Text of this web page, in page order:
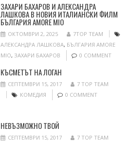
ЗАХАРИ БАХАРОВ И АЛЕКСАНДРА
ЛАШКОВА В НОВИЯ ИТАЛИАНСКИ ФИЛМ
БЪЛГАРИЯ AMORE MIO
ОКТОМВРИ 2, 2025
7TOP TEAM
АЛЕКСАНДРА ЛАШКОВА, БЪЛГАРИЯ AMORE
MIO, ЗАХАРИ БАХАРОВ 0 COMMENT
КЪСМЕТЪТ НА ЛОГАН
СЕПТЕМВРИ 15, 2017
7 TOP TEAM
КОМЕДИЯ
0 COMMENT
НЕВЪЗМОЖНО ТВОЙ
СЕПТЕМВРИ 15, 2017
7 TOP TEAM